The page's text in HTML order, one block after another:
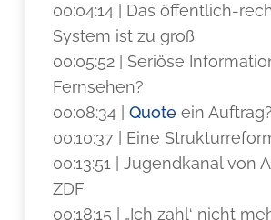
00:04:14 | Das öffentlich-
System ist zu groß
00:05:52 | Seriöse
Fernsehen?
00:08:34 |Quote ein Auftrag?
00:10:37 | Eine
00:13:51 | Jugendkanal von
ZDF
00:18:15 | „Ich zahl‘ nicht